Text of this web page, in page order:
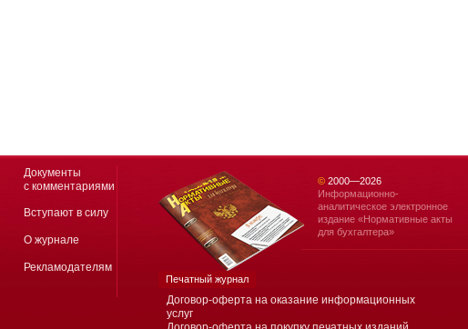
Договор-оферта на оказание информационных
услуг
Документы
с комментариями
Вступают в силу
О журнале
Рекламодателям
Печатный журнал
©2000—2026
Информационно-
аналитическое электронное
издание «Нормативные акты
для бухгалтера»